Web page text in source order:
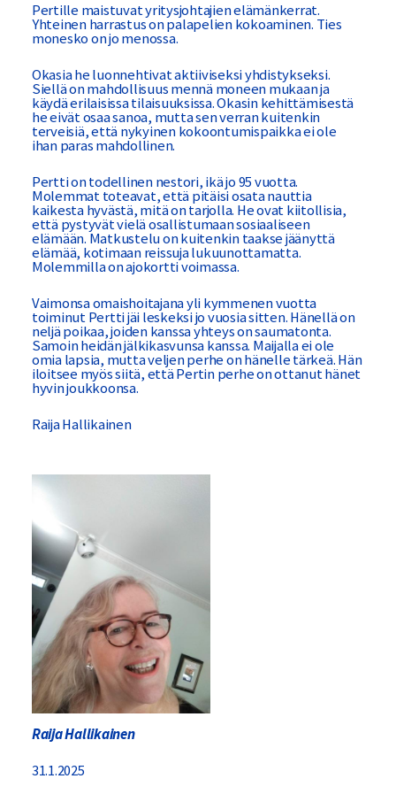
Pertille maistuvat yritysjohtajien elämänkerrat.
Yhteinen harrastus on palapelien kokoaminen. Ties
monesko on jo menossa.
Okasia he luonnehtivat aktiiviseksi yhdistykseksi.
Siellä on mahdollisuus mennä moneen mukaan ja
käydä erilaisissa tilaisuuksissa. Okasin kehittämisestä
he eivät osaa sanoa, mutta sen verran kuitenkin
terveisiä, että nykyinen kokoontumispaikka ei ole
ihan paras mahdollinen.
Pertti on todellinen nestori, ikä jo 95 vuotta.
Molemmat toteavat, että pitäisi osata nauttia
kaikesta hyvästä, mitä on tarjolla. He ovat kiitollisia,
että pystyvät vielä osallistumaan sosiaaliseen
elämään. Matkustelu on kuitenkin taakse jäänyttä
elämää, kotimaan reissuja lukuunottamatta.
Molemmilla on ajokortti voimassa.
Vaimonsa omaishoitajana yli kymmenen vuotta
toiminut Pertti jäi leskeksi jo vuosia sitten. Hänellä on
neljä poikaa, joiden kanssa yhteys on saumatonta.
Samoin heidän jälkikasvunsa kanssa. Maijalla ei ole
omia lapsia, mutta veljen perhe on hänelle tärkeä. Hän
iloitsee myös siitä, että Pertin perhe on ottanut hänet
hyvin joukkoonsa.
Raija Hallikainen
Raija Hallikainen
31.1.2025